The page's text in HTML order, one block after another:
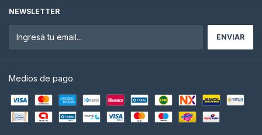
NEWSLETTER
Medios de pago